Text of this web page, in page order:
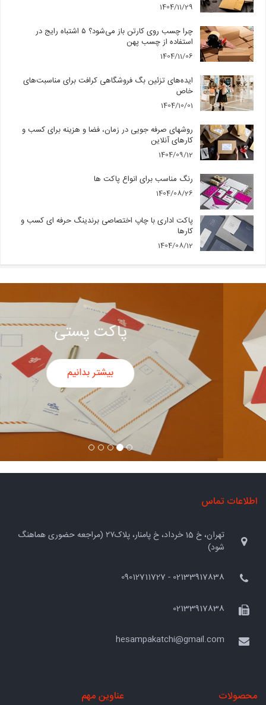
1404/11/29
چرا چسب روی کارتن باز می‌شود؟ ۵ اشتباه رایج در
استفاده از چسب پهن
1404/11/06
ایده‌های تزئین بگ فروشگاهی کرافت برای مناسبت‌های
خاص
1404/10/01
روشهای صرفه جویی در زمان، فضا و هزینه برای کسب و
کارهای آنلاین
1404/09/12
رنگ مناسب برای انواع پاکت ها
1404/08/26
پاکت اداری با چاپ اختصاصی برندینگ حرفه ای کسب و
کارها
1404/08/12
پاکت سفید
بیشتر بدانیم
اطلاعات تماس
تهران، خ 15 خرداد، خ پامنار، پلاک۲۷ (مراجعه حضوری هماهنگ
شود)
02133917838 - 09012711727
02133917838
hesampakatchi@gmail.com
محصولات عناوین مهم